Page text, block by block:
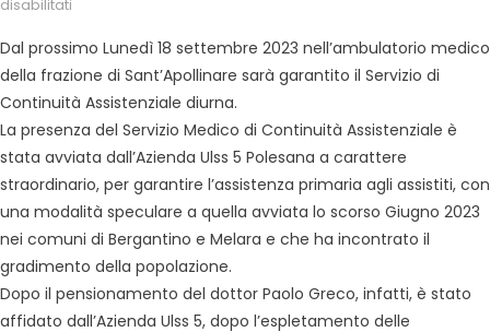
disabilitati
Dal prossimo Lunedì 18 settembre 2023 nell’ambulatorio medico
della frazione di Sant’Apollinare sarà garantito il Servizio di
Continuità Assistenziale diurna.
La presenza del Servizio Medico di Continuità Assistenziale è
stata avviata dall’Azienda Ulss 5 Polesana a carattere
straordinario, per garantire l’assistenza primaria agli assistiti, con
una modalità speculare a quella avviata lo scorso Giugno 2023
nei comuni di Bergantino e Melara e che ha incontrato il
gradimento della popolazione.
Dopo il pensionamento del dottor Paolo Greco, infatti, è stato
affidato dall’Azienda Ulss 5, dopo l’espletamento delle